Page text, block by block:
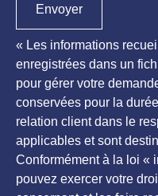
Envoyer
« Les informations
enregistrées dans un
pour gérer votre
conservées pour la
relation client dans le
applicables et sont
Conformément à la loi «
pouvez exercer votre